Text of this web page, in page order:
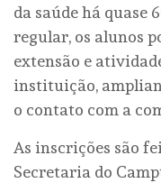
da saúde há quase
regular, os alunos
extensão e
instituição,
o contato com a
As inscrições são
Secretaria do